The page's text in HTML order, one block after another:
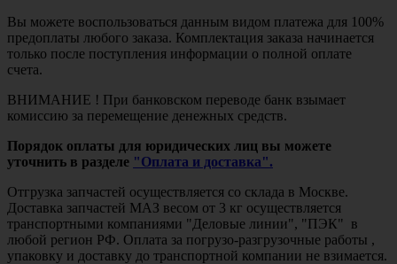
Вы можете воспользоваться данным видом платежа для 100%
предоплаты любого заказа. Комплектация заказа начинается
только после поступления информации о полной оплате
счета.
ВНИМАНИЕ ! При банковском переводе банк взымает
комиссию за перемещение денежных средств.
Порядок оплаты для юридических лиц вы можете
уточнить в разделе "Оплата и доставка".
Отгрузка запчастей осуществляется со склада в Москве.
Доставка запчастей МАЗ весом от 3 кг осуществляется
транспортными компаниями "Деловые линии", "ПЭК" в
любой регион РФ. Оплата за погрузо-разгрузочные работы ,
упаковку и доставку до транспортной компании не взимается.